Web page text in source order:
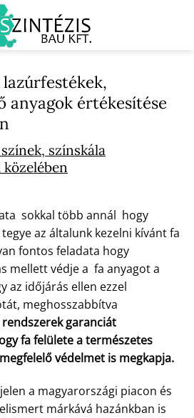
anyagok értékesítése
színskála
sokkal több annál hogy
az általunk kezelni kívánt fa
fontos feladata hogy
mellett védje a fa anyagot a
az időjárás ellen ezzel
meghosszabbítva
rendszerek garanciát
fa felülete a természetes
védelmet is megkapja.
a magyarországi piacon és
márkává hazánkban is